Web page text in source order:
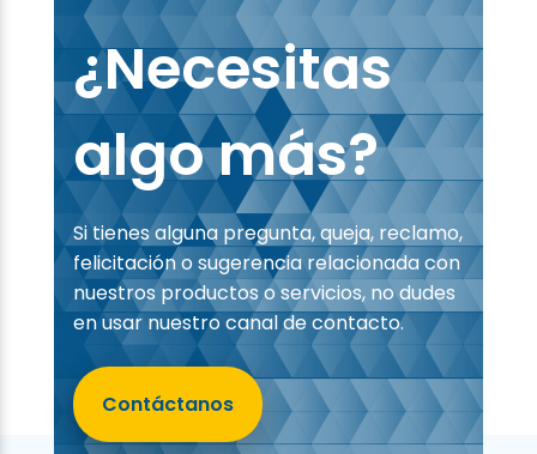
¿Necesitas
algo más?
Si tienes alguna pregunta, queja, reclamo,
felicitación o sugerencia relacionada con
nuestros productos o servicios, no dudes
en usar nuestro canal de contacto.
Contáctanos